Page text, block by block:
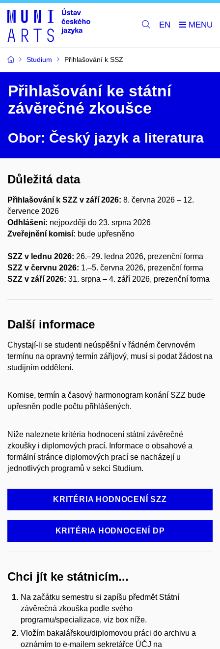
EN
Studium Přihlašování k SSZ
Přihlašování ke státní
závěrečné zkoušce
Obor: Český jazyk a literatura
Důležitá data
Přihlašování k SZZ v září 2026: 8. června 2026 – 12.
července 2026
Odhlášení: nejpozději do 23. srpna 2026
Zveřejnění komisí: bude upřesněno
SZZ v lednu 2026: 26.–29. ledna 2026, prezenční forma
SZZ v červnu 2026: 1.–5. června 2026, prezenční forma
SZZ v září 2026: 31. srpna – 4. září 2026, prezenční forma
Další informace
Chystají-li se studenti neúspěšní v řádném červnovém
termínu na opravný termín zářijový, musí si podat žádost na
studijním oddělení.
Komise, termín a časový harmonogram konání SZZ bude
upřesněn podle počtu přihlášených.
Níže naleznete kritéria hodnocení státní závěrečné
zkoušky i diplomových prací. Informace o obsahové a
formální stránce diplomových prací se nacházejí u
jednotlivých programů v sekci Studium.
KRITÉRIA HODNOCENÍ SZZ
KRITÉRIA HODNOCENÍ DP
Chci jít ke státnicím...
Na začátku semestru si zapíšu předmět Státní
závěrečná zkouška podle svého
programu/specializace, viz box níže.
Vložím bakalářskou/diplomovou práci do archivu a
oznámím to e-mailem sekretářce ÚČJ na